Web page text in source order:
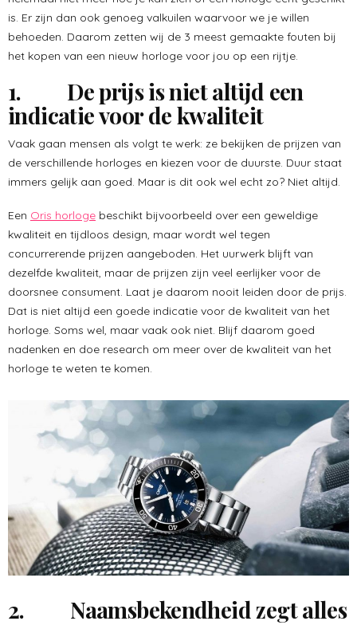
is. Er zijn dan ook genoeg valkuilen waarvoor we je willen
behoeden. Daarom zetten wij de 3 meest gemaakte fouten bij
het kopen van een nieuw horloge voor jou op een rijtje.
1. De prijs is niet altijd een
indicatie voor de kwaliteit
Vaak gaan mensen als volgt te werk: ze bekijken de prijzen van
de verschillende horloges en kiezen voor de duurste. Duur staat
immers gelijk aan goed. Maar is dit ook wel echt zo? Niet altijd.
Een Oris horloge beschikt bijvoorbeeld over een geweldige
kwaliteit en tijdloos design, maar wordt wel tegen
concurrerende prijzen aangeboden. Het uurwerk blijft van
dezelfde kwaliteit, maar de prijzen zijn veel eerlijker voor de
doorsnee consument. Laat je daarom nooit leiden door de prijs.
Dat is niet altijd een goede indicatie voor de kwaliteit van het
horloge. Soms wel, maar vaak ook niet. Blijf daarom goed
nadenken en doe research om meer over de kwaliteit van het
horloge te weten te komen.
2. Naamsbekendheid zegt alles